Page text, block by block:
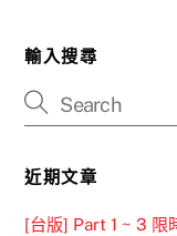
輸入搜尋
近期文章
[台版] Part 1 ~ 3 限